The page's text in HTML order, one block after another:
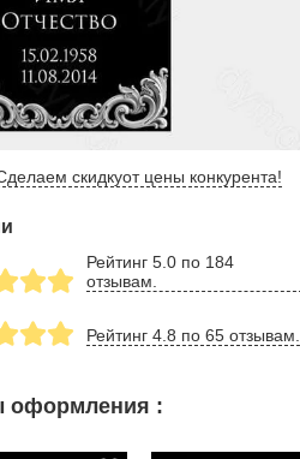
скидкуот цены конкурента!
Рейтинг 5.0 по 184
отзывам.
Рейтинг 4.8 по 65 отзывам.
оформления :